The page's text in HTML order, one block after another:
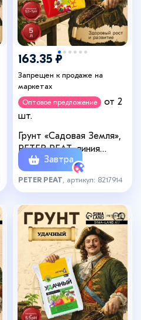
163.35 ₽
Запрещен к продаже на
маркетах
Оптовое предложение
от 2
шт.
Грунт «Садовая Земля»,
PETER PEAT, линия
«Хобби», 5 л
Завтра
PETER PEAT , артикул: 8217914